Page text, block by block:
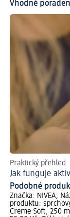
Vhodné
Praktický přehled
Jak funguje
Podobné
Značka: NIVEA;
produktu:
Creme Soft, 250